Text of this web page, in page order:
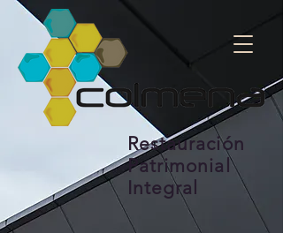
Restauración
Patrimonial
Integral